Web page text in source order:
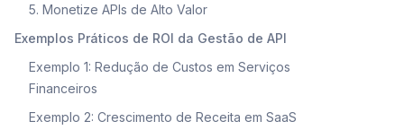
5. Monetize APIs de Alto Valor
Exemplos Práticos de ROI da Gestão de API
Exemplo 1: Redução de Custos em Serviços
Financeiros
Exemplo 2: Crescimento de Receita em SaaS